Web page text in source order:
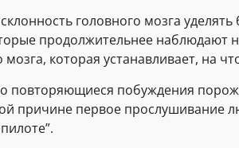
головного мозга
продолжительнее
которая устанавливает, на
повторяющиеся побуждения
причине первое прослушивание